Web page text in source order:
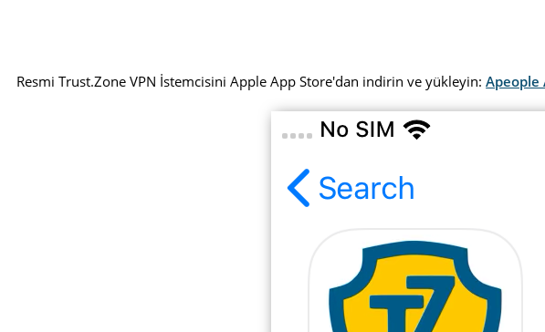
Resmi Trust.Zone VPN İstemcisini Apple App Store'dan indirin ve yükleyin:Apeople